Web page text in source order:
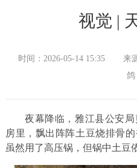
视觉 |
时间：2026-05-14 15:35 来
鸽
夜幕降临，雅江县公安
房里，飘出阵阵土豆烧排骨
虽然用了高压锅，但锅中土豆